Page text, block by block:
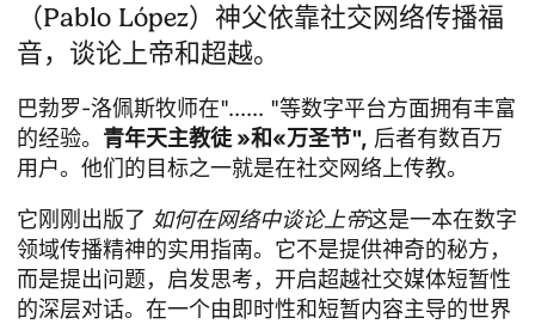
（Pablo López）神父依靠社交网络传播福
音，谈论上帝和超越。
巴勃罗-洛佩斯牧师在"...... "等数字平台方面拥有丰富
的经验。 青年天主教徒 »和«万圣节", 后者有数百万
用户。他们的目标之一就是在社交网络上传教。
它刚刚出版了 如何在网络中谈论上帝这是一本在数字
领域传播精神的实用指南。它不是提供神奇的秘方，
而是提出问题，启发思考，开启超越社交媒体短暂性
的深层对话。在一个由即时性和短暂内容主导的世界